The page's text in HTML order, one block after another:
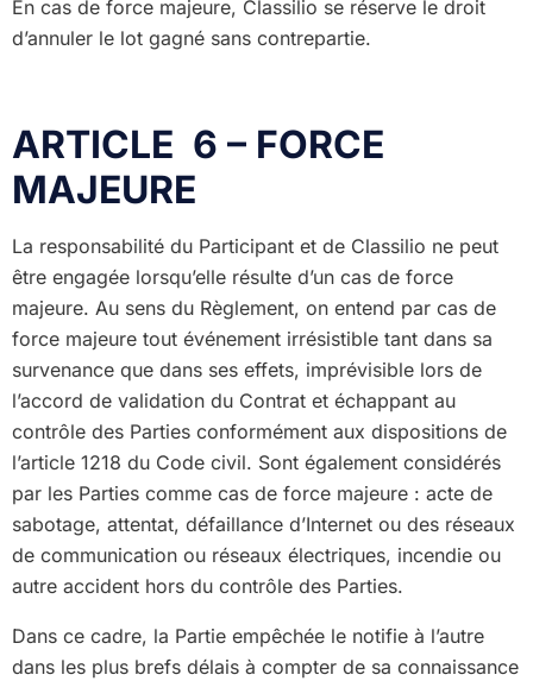
En cas de force majeure, Classilio se réserve le droit
d’annuler le lot gagné sans contrepartie.
ARTICLE 6 – FORCE
MAJEURE
La responsabilité du Participant et de Classilio ne peut
être engagée lorsqu’elle résulte d’un cas de force
majeure. Au sens du Règlement, on entend par cas de
force majeure tout événement irrésistible tant dans sa
survenance que dans ses effets, imprévisible lors de
l’accord de validation du Contrat et échappant au
contrôle des Parties conformément aux dispositions de
l’article 1218 du Code civil. Sont également considérés
par les Parties comme cas de force majeure : acte de
sabotage, attentat, défaillance d’Internet ou des réseaux
de communication ou réseaux électriques, incendie ou
autre accident hors du contrôle des Parties.
Dans ce cadre, la Partie empêchée le notifie à l’autre
dans les plus brefs délais à compter de sa connaissance